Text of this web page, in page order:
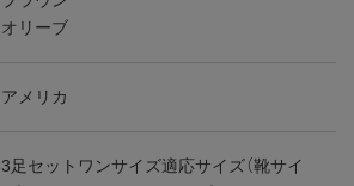
オリーブ
アメリカ
3足セットワンサイズ適応サイズ（靴サイ